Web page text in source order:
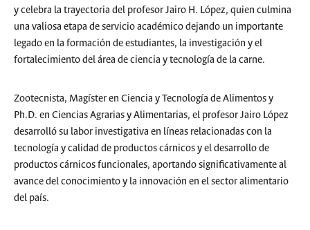
y celebra la trayectoria del profesor Jairo H. López, quien culmina
una valiosa etapa de servicio académico dejando un importante
legado en la formación de estudiantes, la investigación y el
fortalecimiento del área de ciencia y tecnología de la carne.
Zootecnista, Magíster en Ciencia y Tecnología de Alimentos y
Ph.D. en Ciencias Agrarias y Alimentarias, el profesor Jairo López
desarrolló su labor investigativa en líneas relacionadas con la
tecnología y calidad de productos cárnicos y el desarrollo de
productos cárnicos funcionales, aportando significativamente al
avance del conocimiento y la innovación en el sector alimentario
del país.